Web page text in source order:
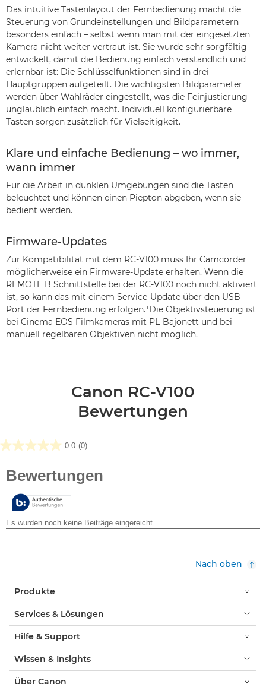
Das intuitive Tastenlayout der Fernbedienung macht die
Steuerung von Grundeinstellungen und Bildparametern
besonders einfach – selbst wenn man mit der eingesetzten
Kamera nicht weiter vertraut ist. Sie wurde sehr sorgfältig
entwickelt, damit die Bedienung einfach verständlich und
erlernbar ist: Die Schlüsselfunktionen sind in drei
Hauptgruppen aufgeteilt. Die wichtigsten Bildparameter
werden über Wahlräder eingestellt, was die Feinjustierung
unglaublich einfach macht. Individuell konfigurierbare
Tasten sorgen zusätzlich für Vielseitigkeit.
Klare und einfache Bedienung – wo immer,
wann immer
Für die Arbeit in dunklen Umgebungen sind die Tasten
beleuchtet und können einen Piepton abgeben, wenn sie
bedient werden.
Firmware-Updates
Zur Kompatibilität mit dem RC-V100 muss Ihr Camcorder
möglicherweise ein Firmware-Update erhalten. Wenn die
REMOTE B Schnittstelle bei der RC-V100 noch nicht aktiviert
ist, so kann das mit einem Service-Update über den USB-
Port der Fernbedienung erfolgen.¹Die Objektivsteuerung ist
bei Cinema EOS Filmkameras mit PL-Bajonett und bei
manuell regelbaren Objektiven nicht möglich.
Canon RC-V100
Bewertungen
0.0 (0)
0.0
Nach oben
Produkte
Services & Lösungen
Hilfe & Support
Wissen & Insights
Über Canon